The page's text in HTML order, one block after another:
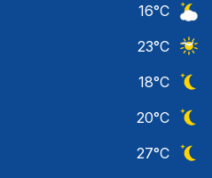
16°C
23°C
18°C
20°C
27°C